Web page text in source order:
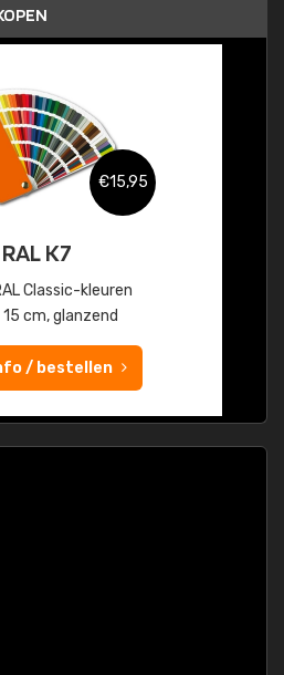
€15,95
RAL K7
Classic-kleuren
15 cm, glanzend
/ bestellen